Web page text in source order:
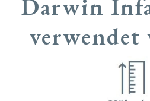
Darwin
verwendet